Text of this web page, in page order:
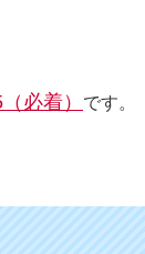
必着）
です。